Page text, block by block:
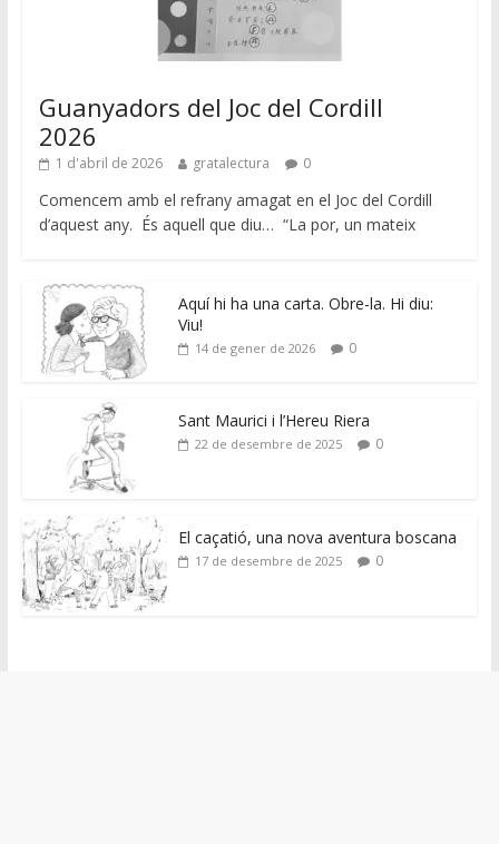
Guanyadors del Joc del Cordill
2026
1 d'abril de 2026 gratalectura 0
Comencem amb el refrany amagat en el Joc del Cordill
d’aquest any. És aquell que diu… “La por, un mateix
Aquí hi ha una carta. Obre-la. Hi diu:
Viu!
14 de gener de 2026 0
Sant Maurici i l’Hereu Riera
22 de desembre de 2025 0
El caçatió, una nova aventura boscana
17 de desembre de 2025 0